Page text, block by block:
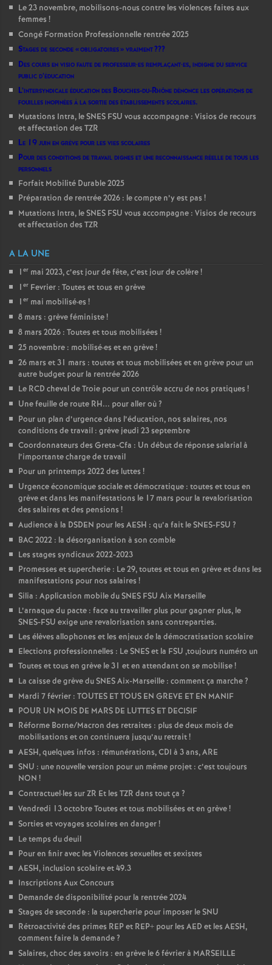
Le 23 novembre, mobilisons-nous contre les violences faites aux
femmes !
Congé Formation Professionnelle rentrée 2025
Stages de seconde «obligatoires» vraiment???
Des cours en visio faute de professeur·es remplaçant·es, indigne du service
public d’éducation
L’intersyndicale éducation des Bouches-du-Rhône dénonce les opérations de
fouilles inopinées à la sortie des établissements scolaires.
Mutations Intra, le SNES FSU vous accompagne : Visios de recours
et affectation des TZR
Le 19 juin en grève pour les vies scolaires
Pour des conditions de travail dignes et une reconnaissance réelle de tous les
personnels
Forfait Mobilité Durable 2025
Préparation de rentrée 2026 : le compte n’y est pas !
Mutations Intra, le SNES FSU vous accompagne : Visios de recours
et affectation des TZR
A LA UNE
1 er mai 2023, c’est jour de fête, c’est jour de colère!
1 er Fevrier : Toutes et tous en grève
1 er mai mobilisé·es !
8 mars : grève féministe!
8 mars 2026 : Toutes et tous mobilisées !
25 novembre : mobilisé·es et en grève!
26 mars et 31 mars : toutes et tous mobilisées et en grève pour un
autre budget pour la rentrée 2026
Le RCD cheval de Troie pour un contrôle accru de nos pratiques !
Une feuille de route RH... pour aller où?
Pour un plan d’urgence dans l’éducation, nos salaires, nos
conditions de travail : grève jeudi 23 septembre
Coordonnateurs des Greta-Cfa : Un début de réponse salarial à
l’importante charge de travail
Pour un printemps 2022 des luttes !
Urgence économique sociale et démocratique : toutes et tous en
grève et dans les manifestations le 17 mars pour la revalorisation
des salaires et des pensions !
Audience à la DSDEN pour les AESH : qu’a fait le SNES-FSU ?
BAC 2022 : la désorganisation à son comble
Les stages syndicaux 2022-2023
Promesses et supercherie : Le 29, toutes et tous en grève et dans les
manifestations pour nos salaires !
Silia : Application mobile du SNES FSU Aix Marseille
L’arnaque du pacte : face au travailler plus pour gagner plus, le
SNES-FSU exige une revalorisation sans contreparties.
Les élèves allophones et les enjeux de la démocratisation scolaire
Elections professionnelles : Le SNES et la FSU ,toujours numéro un
Toutes et tous en grève le 31 et en attendant on se mobilise!
La caisse de grève du SNES Aix-Marseille : comment ça marche?
Mardi 7 février : TOUTES ET TOUS EN GREVE ET EN MANIF
POUR UN MOIS DE MARS DE LUTTES ET DECISIF
Réforme Borne/Macron des retraites : plus de deux mois de
mobilisations et on continuera jusqu’au retrait!
AESH, quelques infos : rémunérations, CDI à 3 ans, ARE
SNU : une nouvelle version pour un même projet : c’est toujours
NON !
Contractuel·les sur ZR Et les TZR dans tout ça ?
Vendredi 13 octobre Toutes et tous mobilisées et en grève!
Sorties et voyages scolaires en danger!
Le temps du deuil
Pour en finir avec les Violences sexuelles et sexistes
AESH, inclusion scolaire et 49.3
Inscriptions Aux Concours
Demande de disponibilité pour la rentrée 2024
Stages de seconde : la supercherie pour imposer le SNU
Rétroactivité des primes REP et REP+ pour les AED et les AESH,
comment faire la demande?
Salaires, choc des savoirs : en grève le 6 février à MARSEILLE